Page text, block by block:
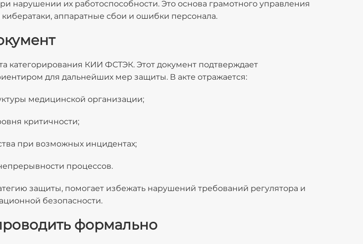
нарушении их работоспособности. Это основа грамотного управления
аппаратные сбои и ошибки персонала.
категорирования КИИ ФСТЭК. Этот документ подтверждает
для дальнейших мер защиты. В акте отражается:
медицинской организации;
критичности;
при возможных инцидентах;
процессов.
защиты, помогает избежать нарушений требований регулятора и
безопасности.
формально